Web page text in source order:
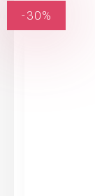
-30%